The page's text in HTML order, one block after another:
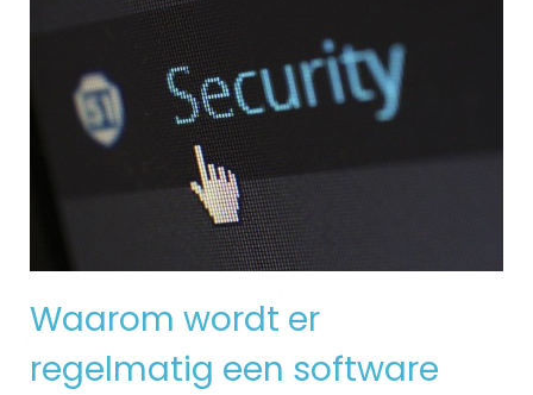
Waarom wordt er
regelmatig een software